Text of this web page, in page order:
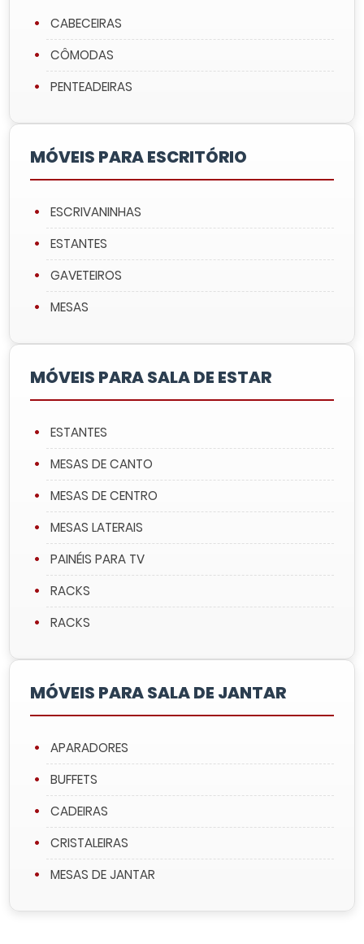
CABECEIRAS
CÔMODAS
PENTEADEIRAS
MÓVEIS PARA ESCRITÓRIO
ESCRIVANINHAS
ESTANTES
GAVETEIROS
MESAS
MÓVEIS PARA SALA DE ESTAR
ESTANTES
MESAS DE CANTO
MESAS DE CENTRO
MESAS LATERAIS
PAINÉIS PARA TV
RACKS
RACKS
MÓVEIS PARA SALA DE JANTAR
APARADORES
BUFFETS
CADEIRAS
CRISTALEIRAS
MESAS DE JANTAR